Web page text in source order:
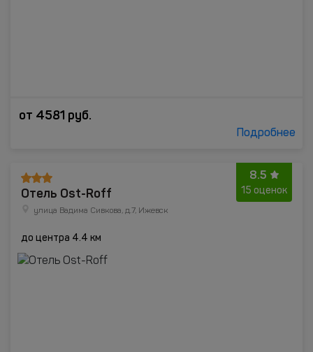
от 4581 руб.
Подробнее
8.5
15 оценок
Отель Ost-Roff
улица Вадима Сивкова, д.7, Ижевск
до центра 4.4 км